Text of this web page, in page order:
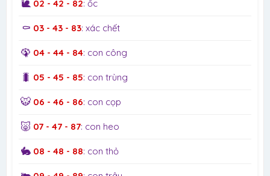
🐌 02 - 42 - 82: ốc
⚰️ 03 - 43 - 83: xác chết
🦚 04 - 44 - 84: con công
🐛 05 - 45 - 85: con trùng
🐯 06 - 46 - 86: con cọp
🐷 07 - 47 - 87: con heo
🐇 08 - 48 - 88: con thỏ